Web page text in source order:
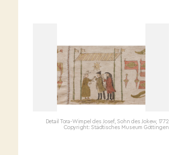
Detail Tora-Wimpel des Josef, Sohn des Jokew, 1772
Copyright: Städtisches Museum Göttingen